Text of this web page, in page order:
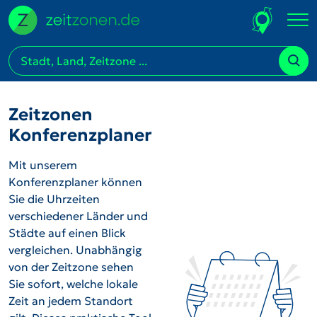
Zeitzonen
Konferenzplaner
Mit unserem
Konferenzplaner können
Sie die Uhrzeiten
verschiedener Länder und
Städte auf einen Blick
vergleichen. Unabhängig
von der Zeitzone sehen
Sie sofort, welche lokale
Zeit an jedem Standort